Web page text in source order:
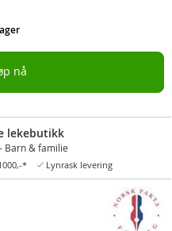
nå
lekebutikk
Barn & familie
* Lynrask levering